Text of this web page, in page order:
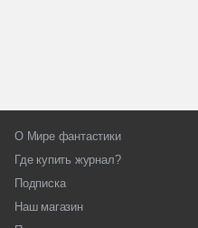
О Мире фантастики
Где купить журнал?
Подписка
Наш магазин